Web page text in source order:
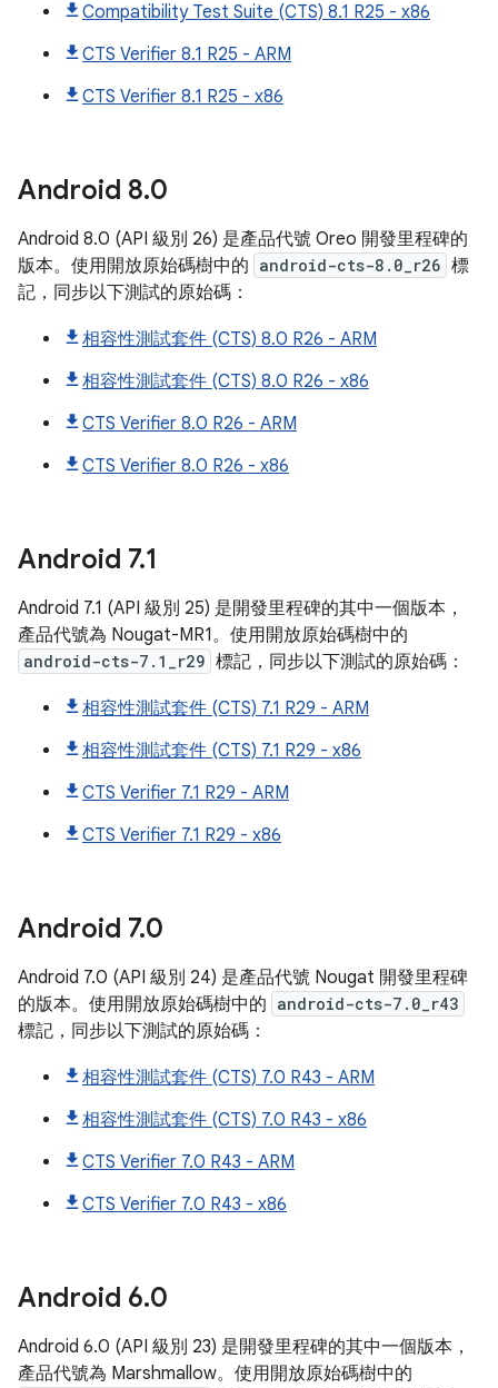
Compatibility Test Suite (CTS) 8.1 R25 - x86
CTS Verifier 8.1 R25 - ARM
CTS Verifier 8.1 R25 - x86
Android 8.0
Android 8.0 (API 級別 26) 是產品代號 Oreo 開發里程碑的
版本。使用開放原始碼樹中的 android-cts-8.0_r26 標
記，同步以下測試的原始碼：
相容性測試套件 (CTS) 8.0 R26 - ARM
相容性測試套件 (CTS) 8.0 R26 - x86
CTS Verifier 8.0 R26 - ARM
CTS Verifier 8.0 R26 - x86
Android 7.1
Android 7.1 (API 級別 25) 是開發里程碑的其中一個版本，
產品代號為 Nougat-MR1。使用開放原始碼樹中的
android-cts-7.1_r29 標記，同步以下測試的原始碼：
相容性測試套件 (CTS) 7.1 R29 - ARM
相容性測試套件 (CTS) 7.1 R29 - x86
CTS Verifier 7.1 R29 - ARM
CTS Verifier 7.1 R29 - x86
Android 7.0
Android 7.0 (API 級別 24) 是產品代號 Nougat 開發里程碑
的版本。使用開放原始碼樹中的 android-cts-7.0_r43
標記，同步以下測試的原始碼：
相容性測試套件 (CTS) 7.0 R43 - ARM
相容性測試套件 (CTS) 7.0 R43 - x86
CTS Verifier 7.0 R43 - ARM
CTS Verifier 7.0 R43 - x86
Android 6.0
Android 6.0 (API 級別 23) 是開發里程碑的其中一個版本，
產品代號為 Marshmallow。使用開放原始碼樹中的